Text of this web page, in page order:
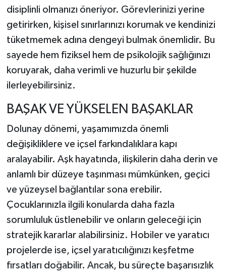
disiplinli olmanızı öneriyor. Görevlerinizi yerine
getirirken, kişisel sınırlarınızı korumak ve kendinizi
tüketmemek adına dengeyi bulmak önemlidir. Bu
sayede hem fiziksel hem de psikolojik sağlığınızı
koruyarak, daha verimli ve huzurlu bir şekilde
ilerleyebilirsiniz.
BAŞAK VE YÜKSELEN BAŞAKLAR
Dolunay dönemi, yaşamımızda önemli
değişikliklere ve içsel farkındalıklara kapı
aralayabilir. Aşk hayatında, ilişkilerin daha derin ve
anlamlı bir düzeye taşınması mümkünken, geçici
ve yüzeysel bağlantılar sona erebilir.
Çocuklarınızla ilgili konularda daha fazla
sorumluluk üstlenebilir ve onların geleceği için
stratejik kararlar alabilirsiniz. Hobiler ve yaratıcı
projelerde ise, içsel yaratıcılığınızı keşfetme
fırsatları doğabilir. Ancak, bu süreçte başarısızlık